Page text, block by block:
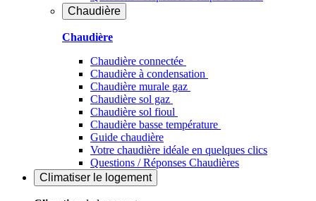
Chaudière
Chaudière
Chaudière connectée
Chaudière à condensation
Chaudière murale gaz
Chaudière sol gaz
Chaudière sol fioul
Chaudière basse température
Guide chaudière
Votre chaudière idéale en quelques clics
Questions / Réponses Chaudières
Climatiser le logement